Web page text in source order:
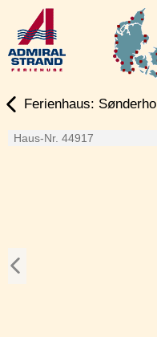
Ferienhaus: Sønderho
Haus-Nr. 44917